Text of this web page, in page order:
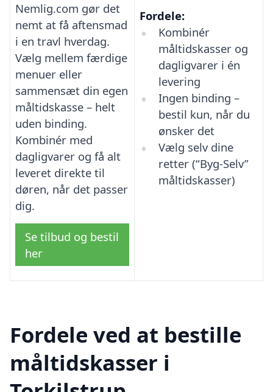
Nemlig.com gør det
nemt at få aftensmad
i en travl hverdag.
Vælg mellem færdige
menuer eller
sammensæt din egen
måltidskasse – helt
uden binding.
Kombinér med
dagligvarer og få alt
leveret direkte til
døren, når det passer
dig.
Se tilbud og bestil
her
Fordele:
Kombinér
måltidskasser og
dagligvarer i én
levering
Ingen binding –
bestil kun, når du
ønsker det
Vælg selv dine
retter (“Byg-Selv”
måltidskasser)
Fordele ved at bestille
måltidskasser i